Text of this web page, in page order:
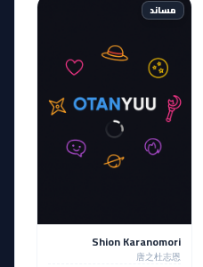
مساند
Shion Karanomori
唐之杜志恩